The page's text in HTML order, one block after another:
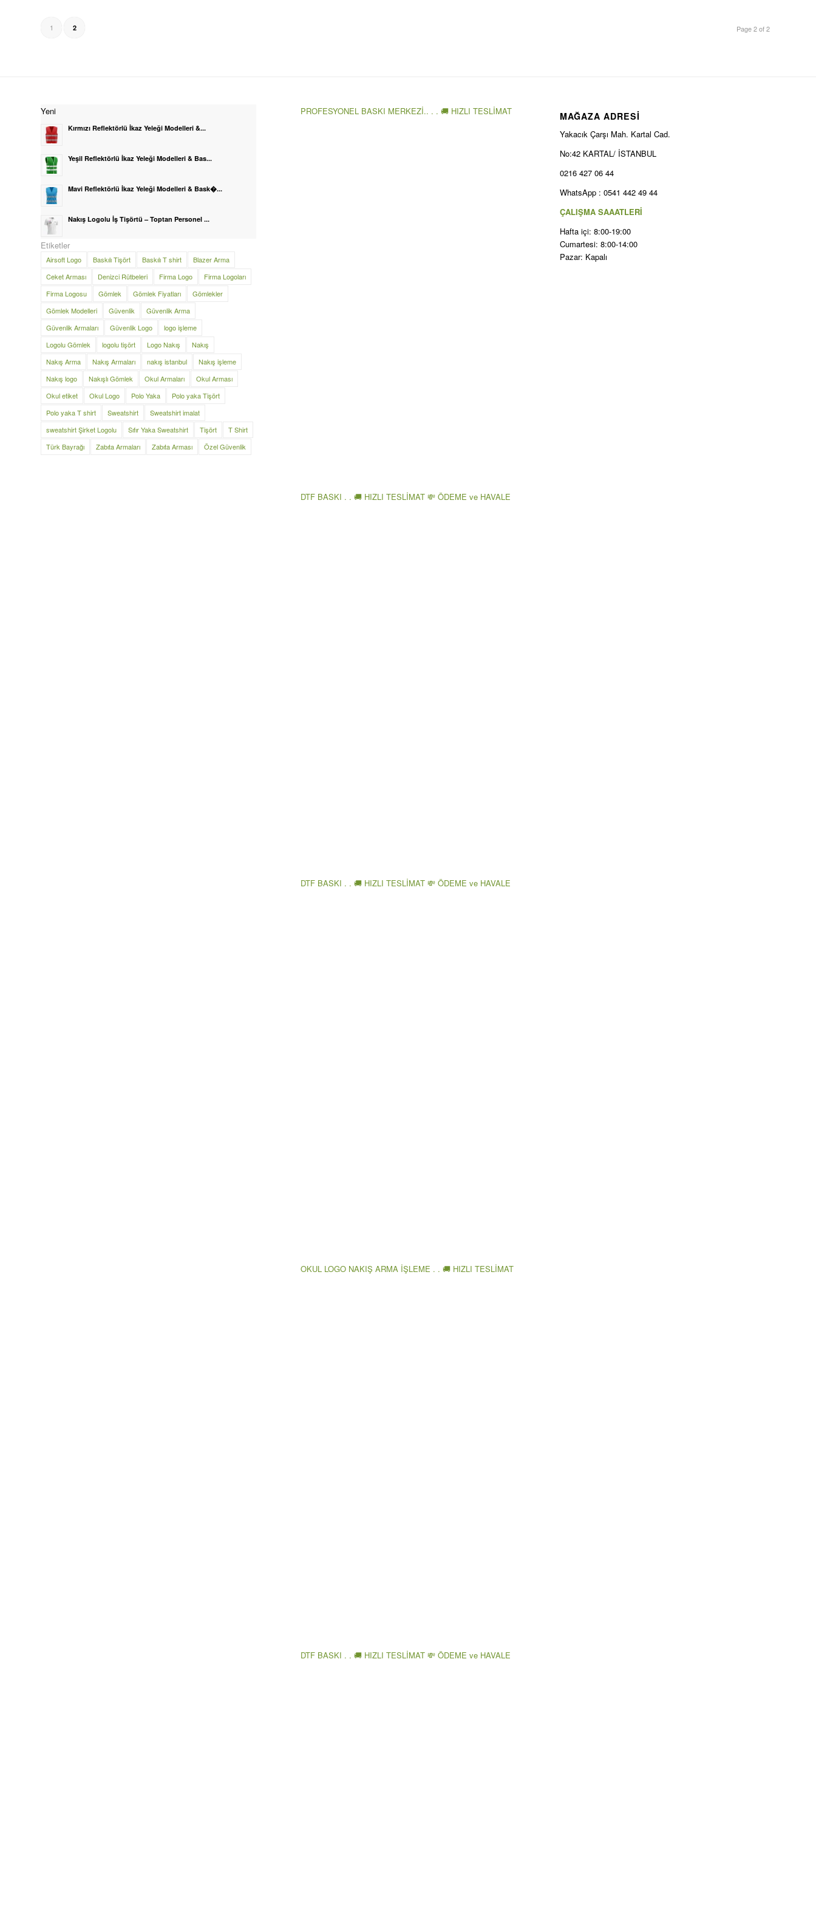
Page 2 of 2
1 2
Yeni
Kırmızı Reflektörlü İkaz Yeleği Modelleri &...
Yeşil Reflektörlü İkaz Yeleği Modelleri & Bas...
Mavi Reflektörlü İkaz Yeleği Modelleri & Bask�...
Nakış Logolu İş Tişörtü – Toptan Personel ...
Etiketler
Airsoft Logo Baskılı Tişört Baskılı T shirt
Blazer Arma
Ceket Arması
Denizci Rütbeleri Firma Logo
Firma Logoları
Firma Logosu
Gömlek Gömlek Fiyatları
Gömlekler
Gömlek Modelleri
Güvenlik
Güvenlik Arma
Güvenlik Armaları
Güvenlik Logo
logo işleme
Logolu Gömlek
logolu tişört Logo Nakış
Nakış
Nakış Arma
Nakış Armaları nakış istanbul
Nakış işleme
Nakış logo
Nakışlı Gömlek Okul Armaları
Okul Arması
Okul etiket
Okul Logo Polo Yaka
Polo yaka Tişört
Polo yaka T shirt
Sweatshirt
Sweatshirt imalat
sweatshirt Şirket Logolu
Sıfır Yaka Sweatshirt Tişört
T Shirt
Türk Bayrağı
Zabıta Armaları Zabıta Arması Özel Güvenlik
PROFESYONEL BASKI MERKEZİ.. . . 🚚 HIZLI TESLİMAT
DTF BASKI . . 🚚 HIZLI TESLİMAT 💸 ÖDEME ve HAVALE
DTF BASKI . . 🚚 HIZLI TESLİMAT 💸 ÖDEME ve HAVALE
OKUL LOGO NAKIŞ ARMA İŞLEME . . 🚚 HIZLI TESLİMAT
DTF BASKI . . 🚚 HIZLI TESLİMAT 💸 ÖDEME ve HAVALE
MAĞAZA ADRESİ
Yakacık Çarşı Mah. Kartal Cad.
No:42 KARTAL/ İSTANBUL
0216 427 06 44
WhatsApp : 0541 442 49 44
ÇALIŞMA SAAATLERİ
Hafta içi: 8:00-19:00
Cumartesi: 8:00-14:00
Pazar: Kapalı